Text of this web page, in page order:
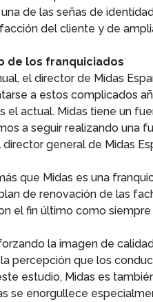
de las señas de
del cliente y de
de los franquiciados
el director de Midas
a estos complicados
el actual. Midas tiene un
a seguir realizando una
director general de Midas
que Midas es una
de renovación de las
el fin último como
la imagen de
percepción que los
estudio, Midas es
se enorgullece